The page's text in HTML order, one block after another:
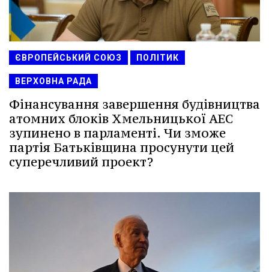
ЄВРОПЕЙСЬКИЙ СОЮЗ ПОЛІТИК
ВЕРХОВНА РАДА
Фінансування завершення будівництва
атомних блоків Хмельницької АЕС
зупинено в парламенті. Чи зможе
партія Батьківщина просунути цей
суперечливий проект?